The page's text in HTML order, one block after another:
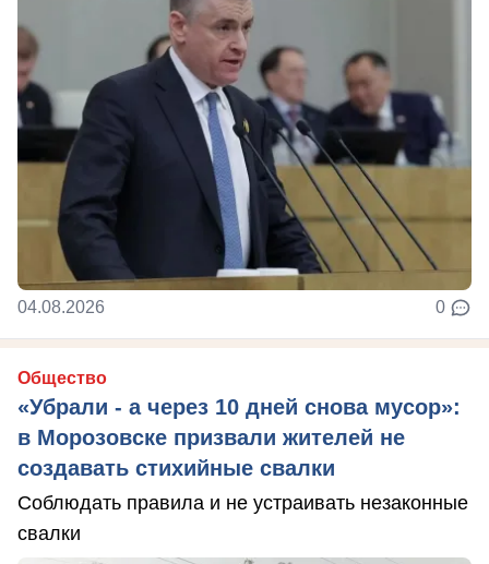
04.08.2026 0
Общество
«Убрали - а через 10 дней снова мусор»:
в Морозовске призвали жителей не
создавать стихийные свалки
Соблюдать правила и не устраивать незаконные
свалки